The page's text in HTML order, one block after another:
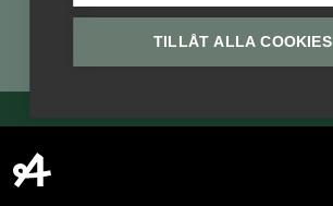
TILLÅT ALLA COOKIES